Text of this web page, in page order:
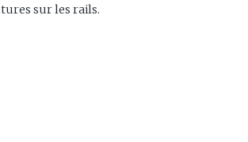
sur les rails.